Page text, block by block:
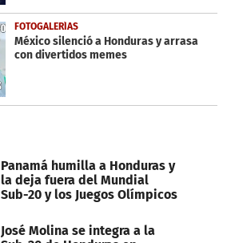
FOTOGALERÍAS
México silenció a Honduras y arrasa
con divertidos memes
Panamá humilla a Honduras y
la deja fuera del Mundial
Sub-20 y los Juegos Olímpicos
José Molina se integra a la